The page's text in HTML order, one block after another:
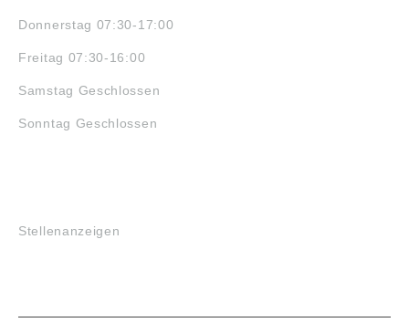
Donnerstag 07:30-17:00
Freitag 07:30-16:00
Samstag Geschlossen
Sonntag Geschlossen
Stellenanzeigen